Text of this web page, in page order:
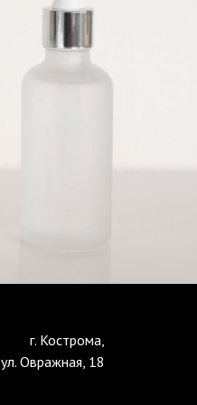
г. Кострома,
ул. Овражная, 18